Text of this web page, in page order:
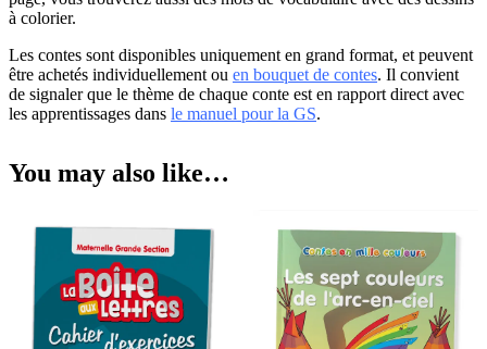
à colorier.
Les contes sont disponibles uniquement en grand format, et peuvent
être achetés individuellement ou en bouquet de contes. Il convient
de signaler que le thème de chaque conte est en rapport direct avec
les apprentissages dans le manuel pour la GS.
You may also like…